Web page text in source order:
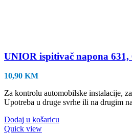
UNIOR ispitivač napona 631,
10,90 KM
Za kontrolu automobilske instalacije,
Upotreba u druge svrhe ili na drugim
Dodaj u košaricu
Quick view